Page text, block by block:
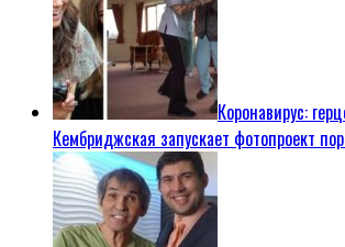
Коронавирус:
Кембриджская запускает фотопроект